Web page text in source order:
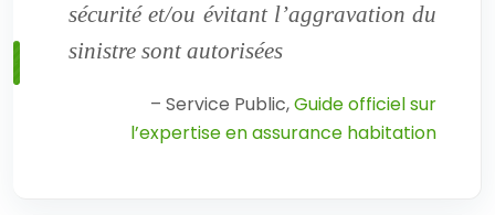
sécurité et/ou évitant l’aggravation du
sinistre sont autorisées
– Service Public,Guide officiel sur
l’expertise en assurance habitation